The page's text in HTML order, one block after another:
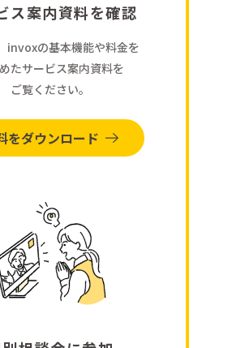
ス案内資料を確認
invoxの基本機能や料金を
たサービス案内資料を
ご覧ください。
をダウンロード